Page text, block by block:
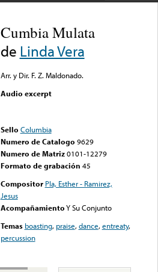
Cumbia Mulata
de Linda Vera
Arr. y Dir. F. Z. Maldonado.
Audio excerpt
Sello Columbia
Numero de Catalogo 9629
Numero de Matriz 0101-12279
Formato de grabación 45
Compositor Pla, Esther - Ramirez,
Jesus
AcompañamientoY Su Conjunto
Temas boasting, praise,dance,entreaty,
percussion